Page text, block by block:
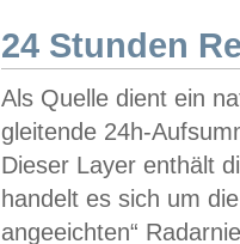
24 Stunden
Als Quelle dient ein
gleitende 24h-
Dieser Layer enthält
handelt es sich um
angeeichten“